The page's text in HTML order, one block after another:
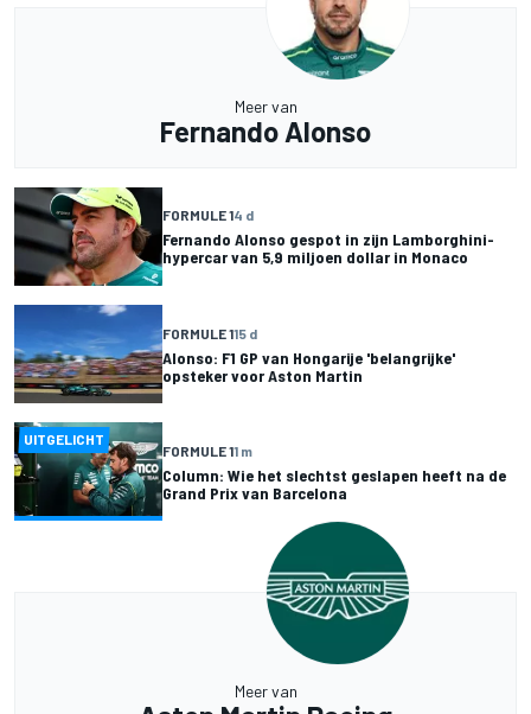
Meer van
Fernando Alonso
FORMULE 14 d
Fernando Alonso gespot in zijn Lamborghini-
hypercar van 5,9 miljoen dollar in Monaco
FORMULE 115 d
Alonso: F1 GP van Hongarije 'belangrijke'
opsteker voor Aston Martin
UITGELICHT
FORMULE 11 m
Column: Wie het slechtst geslapen heeft na de
Grand Prix van Barcelona
Meer van